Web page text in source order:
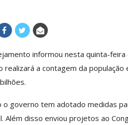
informou nesta quinta-
realizará a contagem da
o governo tem adotado medidas
Além disso enviou projetos ao
Reúne Dezenas De Escolas
Idiomas Com Condições…